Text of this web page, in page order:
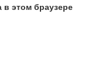
в этом браузере